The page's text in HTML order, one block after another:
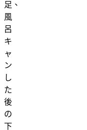
足、
風
呂
キ
ャ
ン
し
た
後
の
下